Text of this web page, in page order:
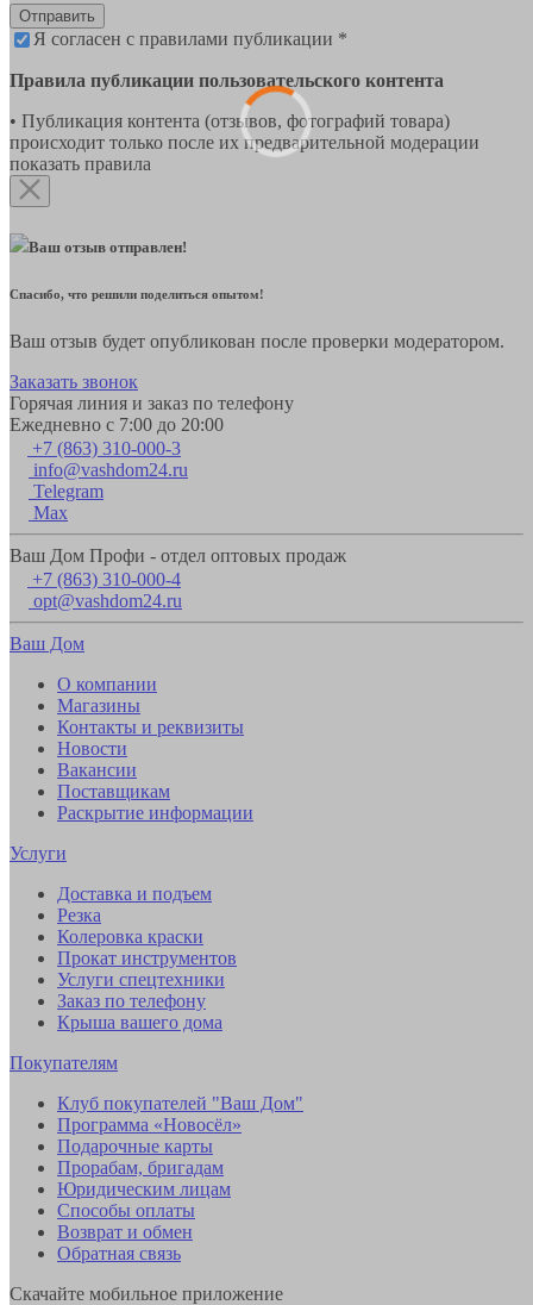
Отправить
Я согласен с правилами публикации *
Правила публикации пользовательского контента
• Публикация контента (отзывов, фотографий товара)
происходит только после их предварительной модерации
показать правила
Ваш отзыв отправлен!
Спасибо, что решили поделиться опытом!
Ваш отзыв будет опубликован после проверки модератором.
Заказать звонок
Горячая линия и заказ по телефону
Ежедневно с 7:00 до 20:00
+7 (863) 310-000-3
info@vashdom24.ru
Telegram
Max
Ваш Дом Профи - отдел оптовых продаж
+7 (863) 310-000-4
opt@vashdom24.ru
Ваш Дом
О компании
Магазины
Контакты и реквизиты
Новости
Вакансии
Поставщикам
Раскрытие информации
Услуги
Доставка и подъем
Резка
Колеровка краски
Прокат инструментов
Услуги спецтехники
Заказ по телефону
Крыша вашего дома
Покупателям
Клуб покупателей "Ваш Дом"
Программа «Новосёл»
Подарочные карты
Прорабам, бригадам
Юридическим лицам
Способы оплаты
Возврат и обмен
Обратная связь
Скачайте мобильное приложение